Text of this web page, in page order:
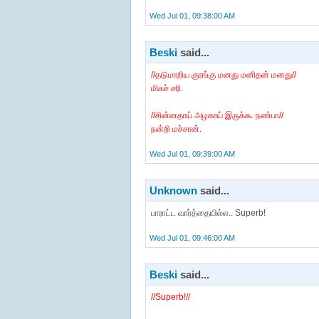
Wed Jul 01, 09:38:00 AM
Beskisaid...
//தடுமாறிய குரங்கு மனது மனிதன் மனது//
மிகச் சரி.
//சின்னதாய் அழகாய் இருக்கூ நண்பா//
நன்றி மச்சான்.
Wed Jul 01, 09:39:00 AM
Unknownsaid...
பாராட்ட வார்த்தையில்ல.. Superb!
Wed Jul 01, 09:46:00 AM
Beskisaid...
//Superb!//